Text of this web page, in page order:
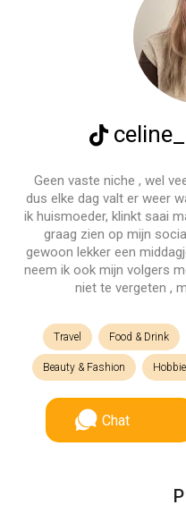
Geen vaste niche , wel
dus elke dag valt er weer
ik huismoeder, klinkt saai
graag zien op mijn
gewoon lekker een
neem ik ook mijn volgers
niet te vergeten ,
Travel Food & Drink
Beauty & Fashion
Chat